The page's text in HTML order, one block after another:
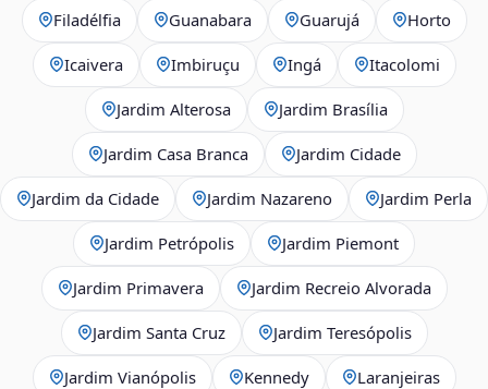
Filadélfia Guanabara Guarujá Horto
Icaivera Imbiruçu Ingá Itacolomi
Jardim Alterosa Jardim Brasília
Jardim Casa Branca Jardim Cidade
Jardim da Cidade Jardim Nazareno Jardim Perla
Jardim Petrópolis Jardim Piemont
Jardim Primavera Jardim Recreio Alvorada
Jardim Santa Cruz Jardim Teresópolis
Jardim Vianópolis Kennedy Laranjeiras